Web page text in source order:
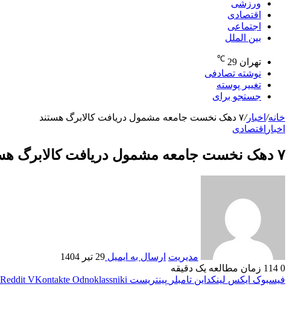
ورزشی
اقتصادی
اجتماعی
بین الملل
تهران 29
℃
نوشته تصادفی
تغییر پوسته
جستجو برای
خانه/ اخبار/۷ دهک نخست جامعه مشمول دریافت کالابرگ هستند
اخبار اقتصادی
۷ دهک نخست جامعه مشمول دریافت کالابرگ هستند
مدیریت ارسال به ایمیل 29 تیر 1404
0
زمان مطالعه یک دقیقه
فیسبوک ایکس لینکداین تامبلر پینتریست Reddit VKontakte Odnoklassniki